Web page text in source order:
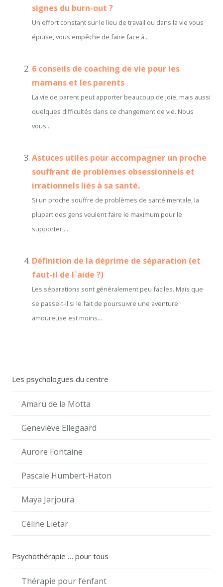
signes du burn-out ?
Un effort constant sur le lieu de travail ou dans la vie vous
épuise, vous empêche de faire face à...
6 conseils de coaching de vie pour les
mamans et les parents
La vie de parent peut apporter beaucoup de joie, mais aussi
quelques difficultés dans ce changement de vie. Nous
vous...
Astuces utiles pour accompagner un proche
souffrant de problèmes obsessionnels et
irrationnels liés à sa santé.
Si un proche souffre de problèmes de santé mentale, la
plupart des gens veulent faire le maximum pour le
supporter,...
Définition de la déprime de séparation (et
faut-il de l`aide ?)
Les séparations sont généralement peu faciles. Mais que
se passe-t-il si le fait de poursuivre une aventure
amoureuse est moins...
Les psychologues du centre
Amaru de la Motta
Geneviève Ellegaard
Aurore Fontaine
Pascale Humbert-Haton
Maya Jarjoura
Céline Lietar
Psychothérapie … pour tous
Thérapie pour l’enfant